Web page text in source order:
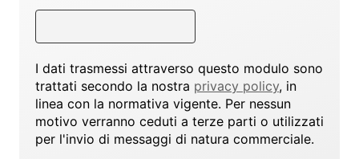
I dati trasmessi attraverso questo modulo sono
trattati secondo la nostra privacy policy, in
linea con la normativa vigente. Per nessun
motivo verranno ceduti a terze parti o utilizzati
per l'invio di messaggi di natura commerciale.